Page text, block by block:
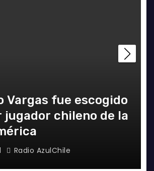
Vargas fue escogido
jugador chileno de la
Radio AzulChile